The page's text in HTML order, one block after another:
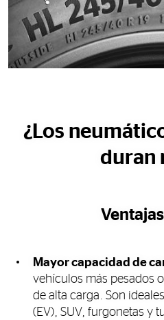
¿Los
duran
Mayor capacidad de
vehículos más pesados
de alta carga. Son
(EV), SUV, furgonetas y